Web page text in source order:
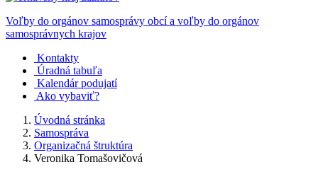
Voľby do orgánov samosprávy obcí a voľby do orgánov
samosprávnych krajov
Kontakty
Úradná tabuľa
Kalendár podujatí
Ako vybaviť?
Úvodná stránka
Samospráva
Organizačná štruktúra
Veronika Tomašovičová